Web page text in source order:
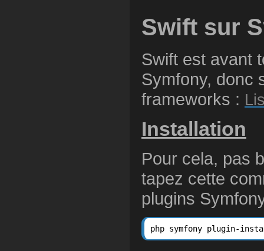
Swift sur
Swift est avant
Symfony, donc
frameworks :
Installation
Pour cela, pas
tapez cette
plugins